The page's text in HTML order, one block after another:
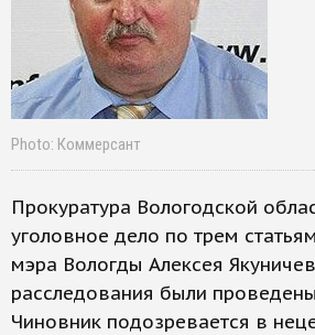
Photo: Коммерсант
Прокуратура Вологодской
уголовное дело по трем
мэра Вологды Алексея
расследования были
Чиновник подозревается в